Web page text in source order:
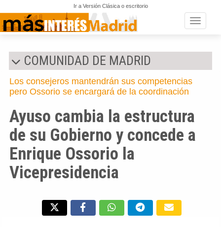
Ir a Versión Clásica o escritorio
Toggle
COMUNIDAD DE MADRID
Los consejeros mantendrán sus competencias
pero Ossorio se encargará de la coordinación
Ayuso cambia la estructura
de su Gobierno y concede a
Enrique Ossorio la
Vicepresidencia